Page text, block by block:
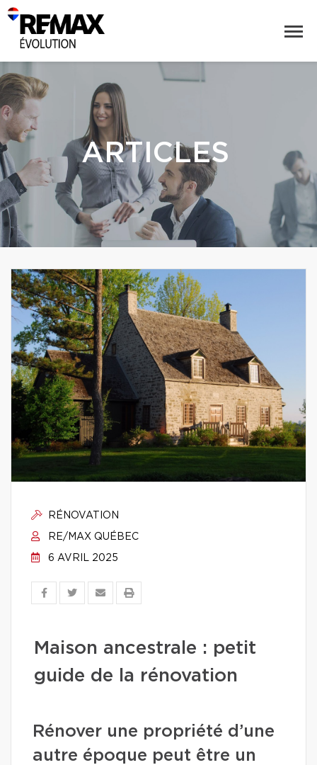
ARTICLES
RÉNOVATION
RE/MAX QUÉBEC
6 AVRIL 2025
Maison ancestrale : petit
guide de la rénovation
Rénover une propriété d’une
autre époque peut être un